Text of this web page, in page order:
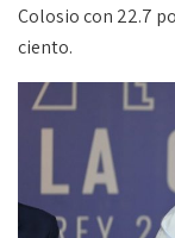
Colosio con 22.7
ciento.